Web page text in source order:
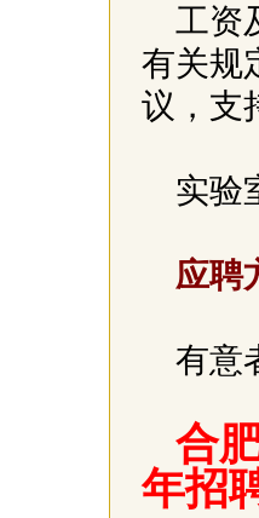
工资
有关规
议，支
实验
应聘
有意
合
年招